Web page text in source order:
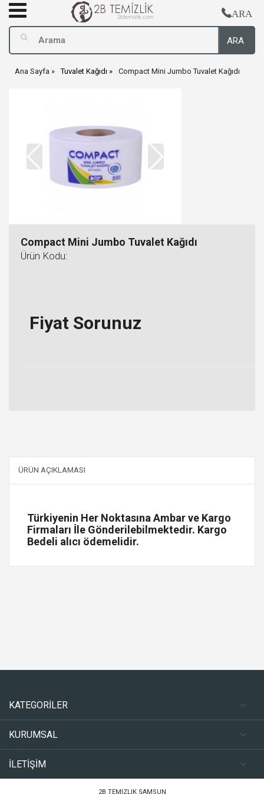
ARA
ARA
Ana Sayfa Tuvalet Kağıdı Compact Mini Jumbo Tuvalet Kağıdı
Compact Mini Jumbo Tuvalet Kağıdı
Ürün Kodu:
Fiyat Sorunuz
ÜRÜN AÇIKLAMASI
Türkiyenin Her Noktasına Ambar ve Kargo
Firmaları İle Gönderilebilmektedir. Kargo
Bedeli alıcı ödemelidir.
KATEGORİLER
KURUMSAL
İLETİŞİM
2B TEMIZLIK SAMSUN